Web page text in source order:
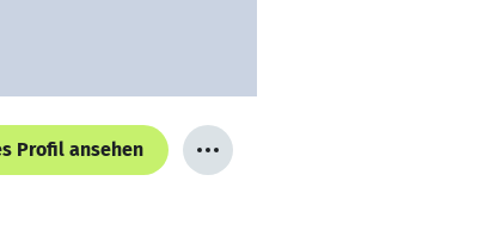
Profil ansehen